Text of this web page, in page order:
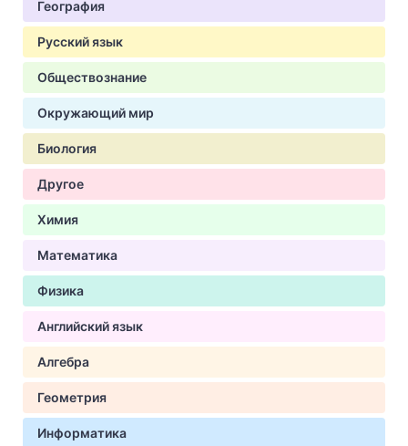
География
Русский язык
Обществознание
Окружающий мир
Биология
Другое
Химия
Математика
Физика
Английский язык
Алгебра
Геометрия
Информатика